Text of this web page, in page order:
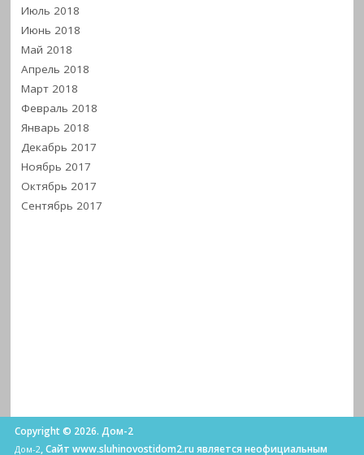
Июль 2018
Июнь 2018
Май 2018
Апрель 2018
Март 2018
Февраль 2018
Январь 2018
Декабрь 2017
Ноябрь 2017
Октябрь 2017
Сентябрь 2017
Copyright © 2026. Дом-2
Дом-2, Сайт www.sluhinovostidom2.ru является неофициальным